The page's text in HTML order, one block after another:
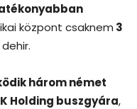
központ csaknem 3
három német
Holding buszgyára,